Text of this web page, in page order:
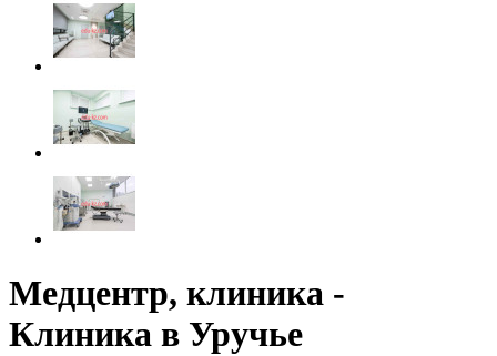
Медцентр, клиника -
Клиника в Уручье